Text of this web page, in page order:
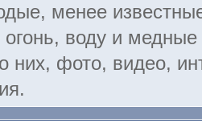
менее
воду и медные
них, фото, видео,